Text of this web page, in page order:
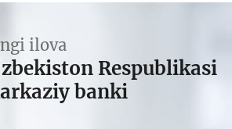
ilova
Respublikasi
banki